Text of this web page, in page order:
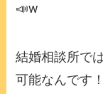
📣w
結婚相談所で
可能なんです